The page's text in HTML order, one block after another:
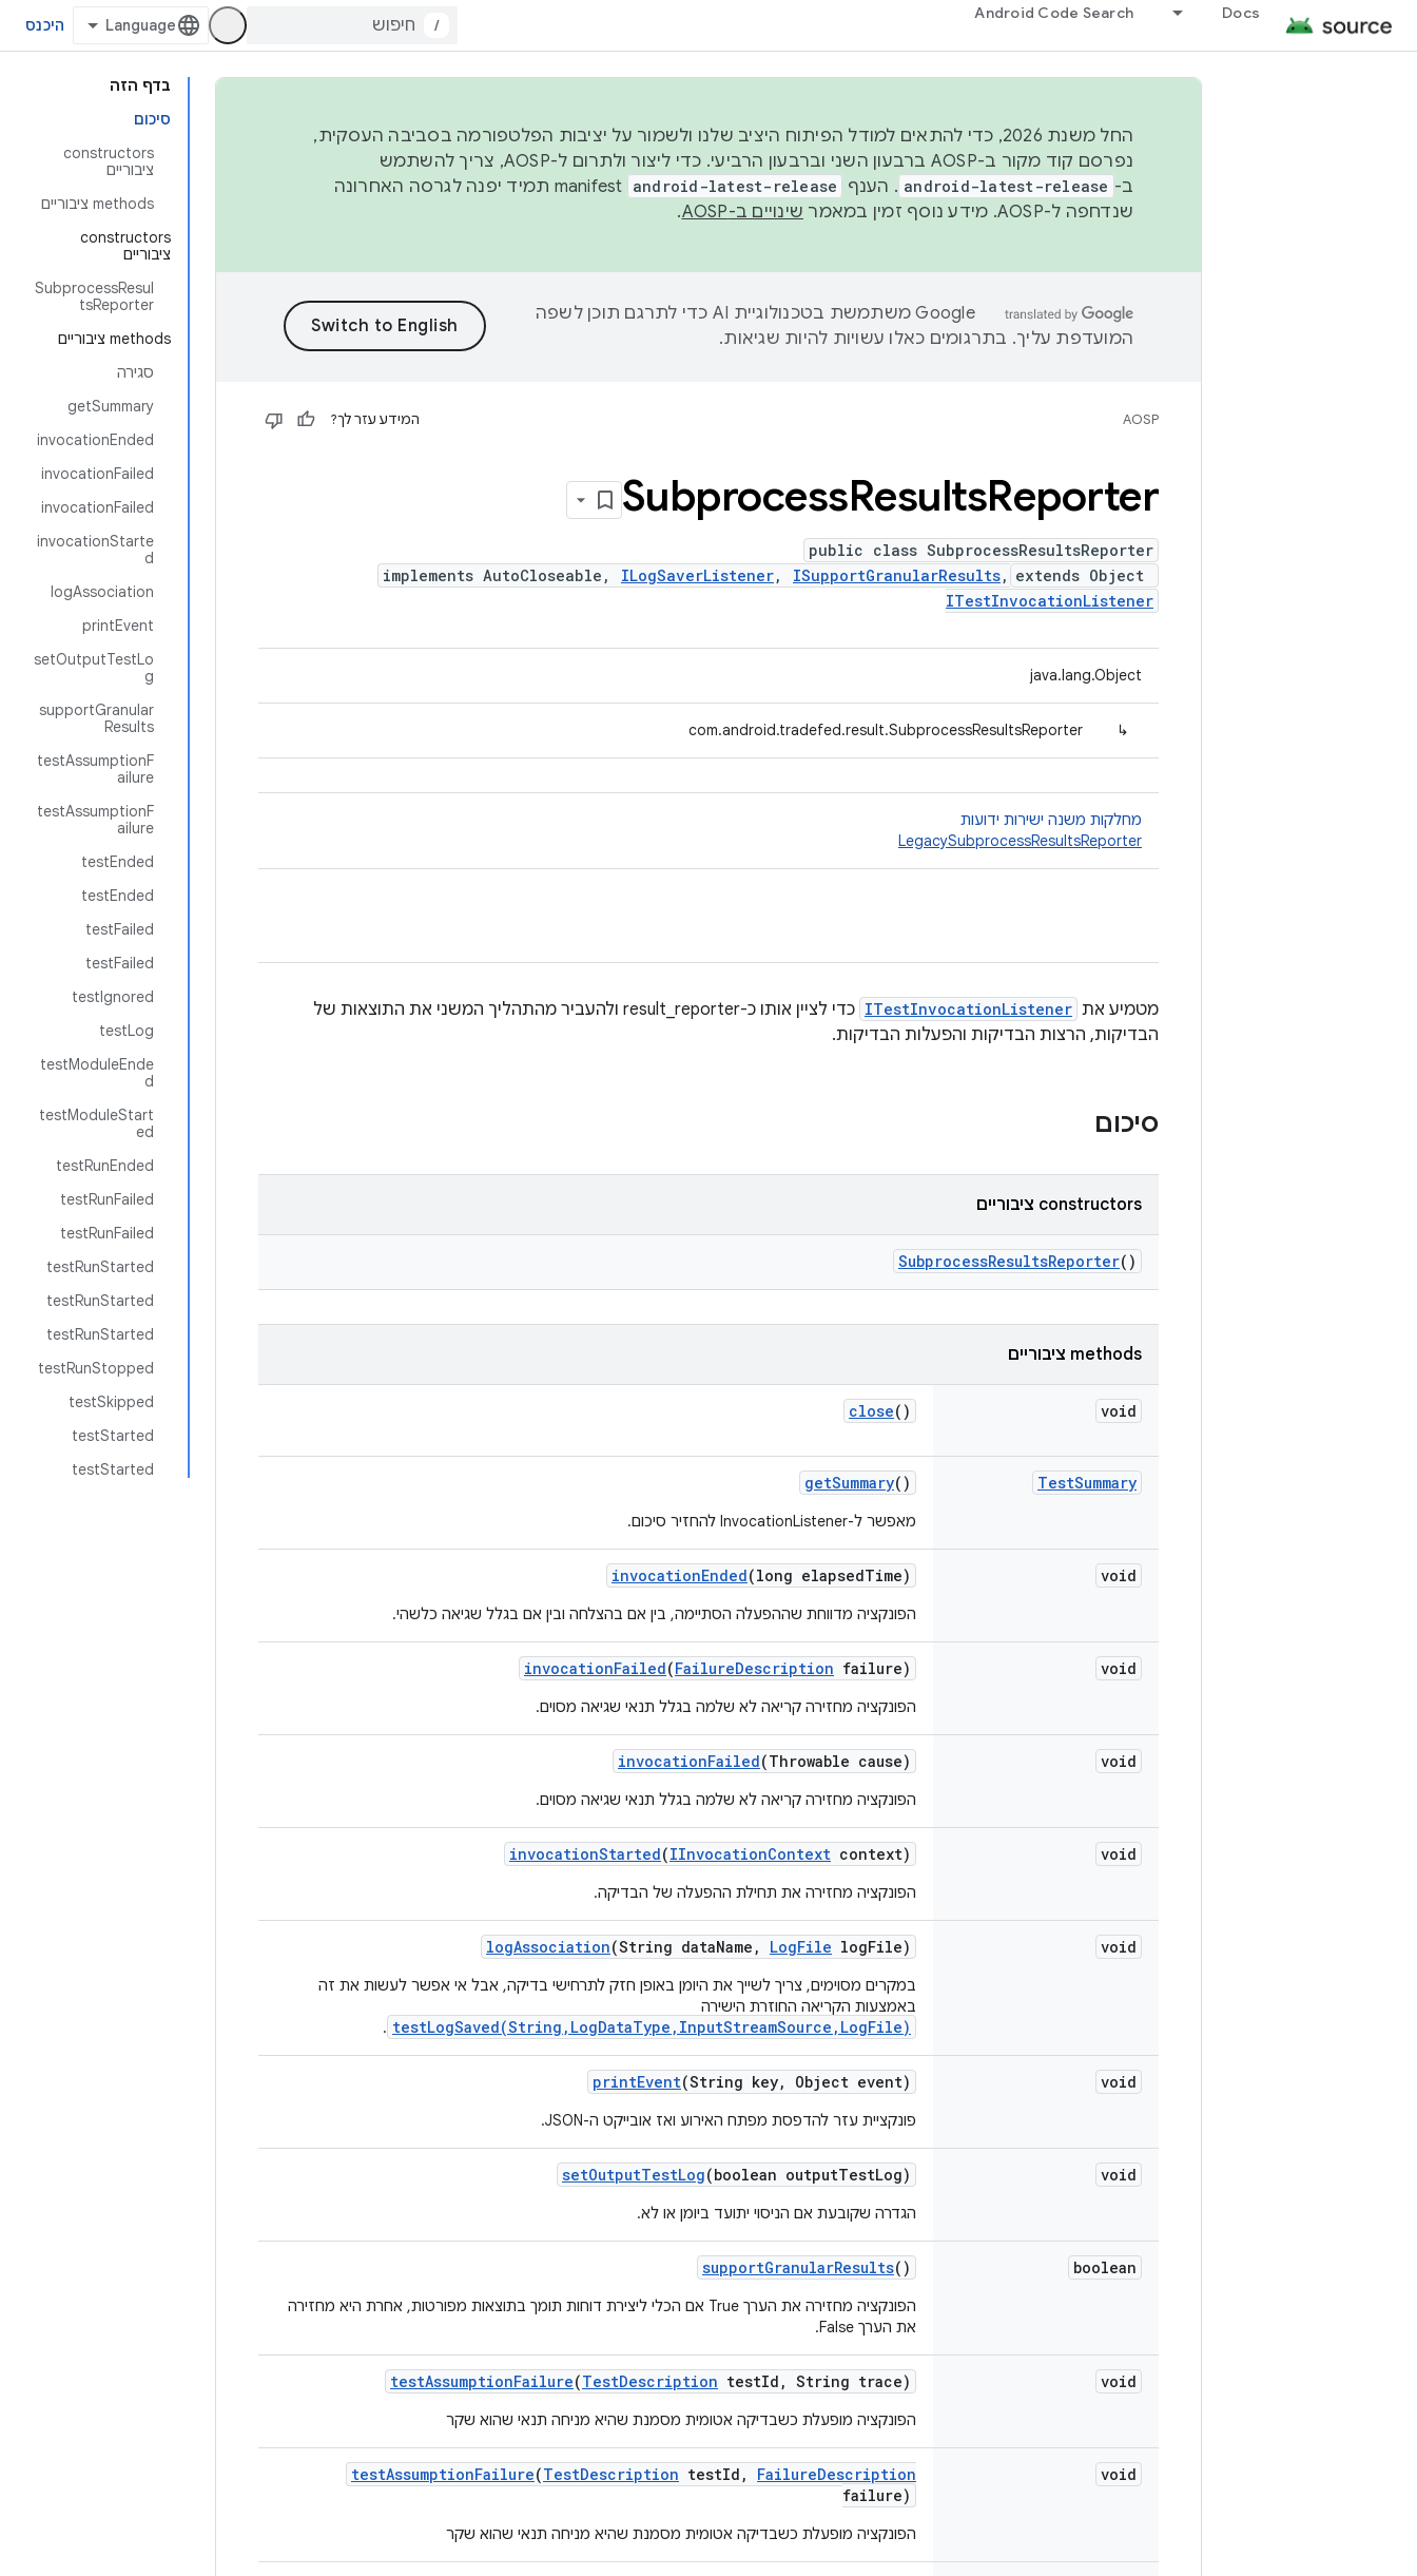
Docs
Android Code Search
/ היכנס
בדף הזה
סיכום
‫constructors
ציבוריים
‫methods ציבוריים
‫constructors
ציבוריים
SubprocessResul
tsReporter
‫methods ציבוריים
סגירה
getSummary
invocationEnded
invocationFailed
invocationFailed
invocationStarte
d
logAssociation
printEvent
setOutputTestLo
g
supportGranular
Results
testAssumptionF
ailure
testAssumptionF
ailure
testEnded
testEnded
testFailed
testFailed
testIgnored
testLog
testModuleEnde
d
testModuleStart
ed
testRunEnded
testRunFailed
testRunFailed
testRunStarted
testRunStarted
testRunStarted
testRunStopped
testSkipped
testStarted
testStarted
החל משנת 2026, כדי להתאים למודל הפיתוח היציב שלנו ולשמור על יציבות הפלטפורמה בסביבה העסקית,
נפרסם קוד מקור ב-AOSP ברבעון השני וברבעון הרביעי. כדי ליצור ולתרום ל-AOSP, צריך להשתמש
ב- android-latest-release . הענף android-latest-release
manifest תמיד יפנה לגרסה האחרונה
שנדחפה ל-AOSP. מידע נוסף זמין במאמר
שינויים ב-AOSP .
‫Google משתמשת בטכנולוגיית AI כדי לתרגם תוכן לשפה
המועדפת עליך. בתרגומים כאלו עשויות להיות שגיאות.
AOSP המידע עזר לך?
SubprocessResultsReporter
public class SubprocessResultsReporter
extends Object
implements AutoCloseable, ILogSaverListener, ISupportGranularResults,
ITestInvocationListener
java.lang.Object
↳
com.android.tradefed.result.SubprocessResultsReporter
מחלקות משנה ישירות ידועות
LegacySubprocessResultsReporter
מטמיע את ITestInvocationListener
כדי לציין אותו כ-result_reporter ולהעביר מהתהליך המשני את התוצאות של
הבדיקות, הרצות הבדיקות והפעלות הבדיקות.
סיכום
‫constructors ציבוריים
SubprocessResultsReporter()
‫methods ציבוריים
void
close()
TestSummary
getSummary()
מאפשר ל-InvocationListener להחזיר סיכום.
void
invocationEnded(long elapsedTime)
הפונקציה מדווחת שההפעלה הסתיימה, בין אם בהצלחה ובין אם בגלל שגיאה כלשהי.
void
invocationFailed(FailureDescription failure)
הפונקציה מחזירה קריאה לא שלמה בגלל תנאי שגיאה מסוים.
void
invocationFailed(Throwable cause)
הפונקציה מחזירה קריאה לא שלמה בגלל תנאי שגיאה מסוים.
void
invocationStarted(IInvocationContext context)
הפונקציה מחזירה את תחילת ההפעלה של הבדיקה.
void
logAssociation(String dataName , LogFile logFile)
במקרים מסוימים, צריך לשייך את היומן באופן חזק לתרחישי בדיקה, אבל אי אפשר לעשות את זה
באמצעות הקריאה החוזרת הישירה
testLogSaved(String,LogDataType,InputStreamSource,LogFile)
.
void
printEvent(String key, Object event)
פונקציית עזר להדפסת מפתח האירוע ואז אובייקט ה-JSON.
void
setOutputTestLog(boolean outputTestLog)
הגדרה שקובעת אם הניסוי יתועד ביומן או לא.
boolean
supportGranularResults()
הפונקציה מחזירה את הערך True אם הכלי ליצירת דוחות תומך בתוצאות מפורטות, אחרת היא מחזירה
את הערך False.
void
testAssumptionFailure(TestDescription testId , String trace)
הפונקציה מופעלת כשבדיקה אטומית מסמנת שהיא מניחה תנאי שהוא שקר
void
testAssumptionFailure(TestDescription testId , FailureDescription
failure)
הפונקציה מופעלת כשבדיקה אטומית מסמנת שהיא מניחה תנאי שהוא שקר